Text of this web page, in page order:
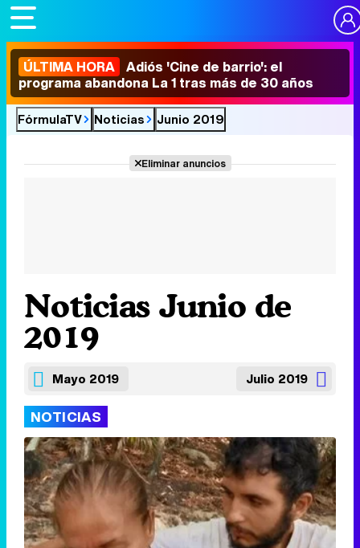
ÚLTIMA HORA Adiós 'Cine de barrio': el
programa abandona La 1 tras más de 30 años
FórmulaTV Noticias Junio 2019
Eliminar anuncios
Noticias Junio de
2019
Mayo 2019 Julio 2019
NOTICIAS